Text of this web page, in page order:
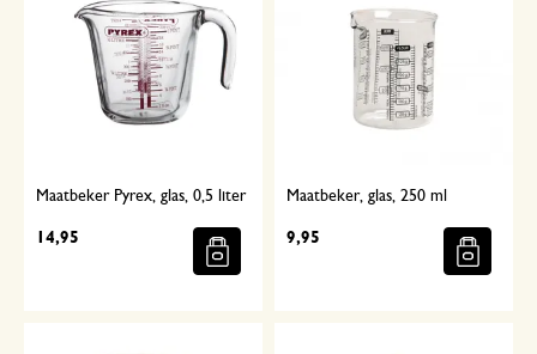
Maatbeker Pyrex, glas, 0,5 liter
14,95
Maatbeker, glas, 250 ml
9,95